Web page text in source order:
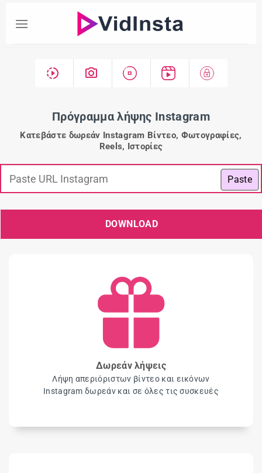
Πρόγραμμα λήψης Instagram
Κατεβάστε δωρεάν Instagram Βίντεο, Φωτογραφίες,
Reels, Ιστορίες
Paste
DOWNLOAD
Δωρεάν λήψεις
Λήψη απεριόριστων βίντεο και εικόνων
Instagram δωρεάν και σε όλες τις συσκευές